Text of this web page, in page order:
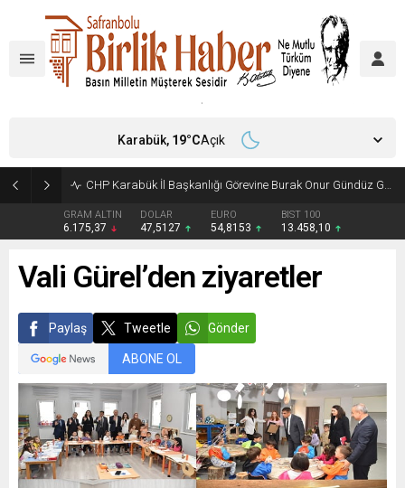
CHP Karabük İl Başkanlığı Görevine Burak Onur Gündüz Getirildi
GRAM ALTIN
6.175,37
DOLAR
47,5127
EURO
54,8153
BIST 100
13.458,10
Karabük, 19°CAçık
Vali Gürel’den ziyaretler
Paylaş Tweetle Gönder
ABONE OL